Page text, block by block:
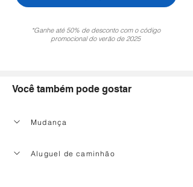
*Ganhe até 50% de desconto com o código
promocional do verão de 2025
Você também pode gostar
Mudança
Aluguel de caminhão